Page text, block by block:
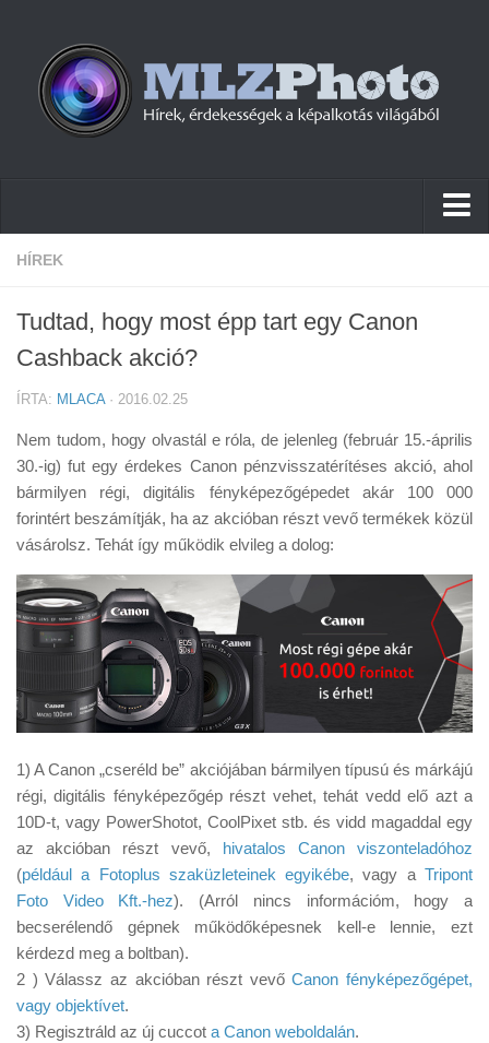
Hírek
Cikkek
Tudástár
Tanácsok
Érdekességek
Helyszíni Riport
E-BB
HÍREK
Tudtad, hogy most épp tart egy Canon
Cashback akció?
ÍRTA: MLACA· 2016.02.25
Nem tudom, hogy olvastál e róla, de jelenleg (február 15.-április
30.-ig) fut egy érdekes Canon pénzvisszatérítéses akció, ahol
bármilyen régi, digitális fényképezőgépedet akár 100 000
forintért beszámítják, ha az akcióban részt vevő termékek közül
vásárolsz. Tehát így működik elvileg a dolog:
1) A Canon „cseréld be” akciójában bármilyen típusú és márkájú
régi, digitális fényképezőgép részt vehet, tehát vedd elő azt a
10D-t, vagy PowerShotot, CoolPixet stb. és vidd magaddal egy
az akcióban részt vevő, hivatalos Canon viszonteladóhoz
(például a Fotoplus szaküzleteinek egyikébe, vagy aTripont
Foto Video Kft.-hez). (Arról nincs információm, hogy a
becserélendő gépnek működőképesnek kell-e lennie, ezt
kérdezd meg a boltban).
2 ) Válassz az akcióban részt vevőCanon fényképezőgépet,
vagy objektívet.
3) Regisztráld az új cuccot a Canon weboldalán.